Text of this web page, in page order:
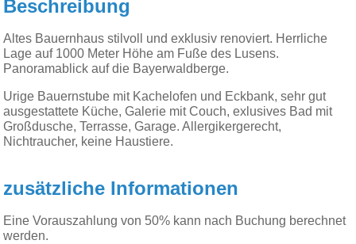
Beschreibung
Altes Bauernhaus stilvoll und exklusiv renoviert. Herrliche
Lage auf 1000 Meter Höhe am Fuße des Lusens.
Panoramablick auf die Bayerwaldberge.
Urige Bauernstube mit Kachelofen und Eckbank, sehr gut
ausgestattete Küche, Galerie mit Couch, exlusives Bad mit
Großdusche, Terrasse, Garage. Allergikergerecht,
Nichtraucher, keine Haustiere.
zusätzliche Informationen
Eine Vorauszahlung von 50% kann nach Buchung berechnet
werden.